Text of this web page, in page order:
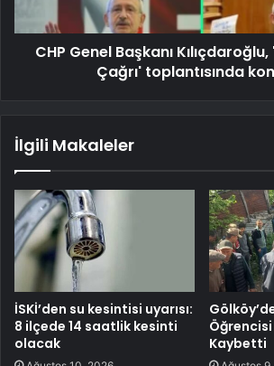
CHP Genel Başkanı
Çağrı' toplantısında
İlgili Makaleler
İSKİ’den su kesintisi uyarısı:
8 ilçede 14 saatlik kesinti
olacak
Öğrencisi
Kaybetti